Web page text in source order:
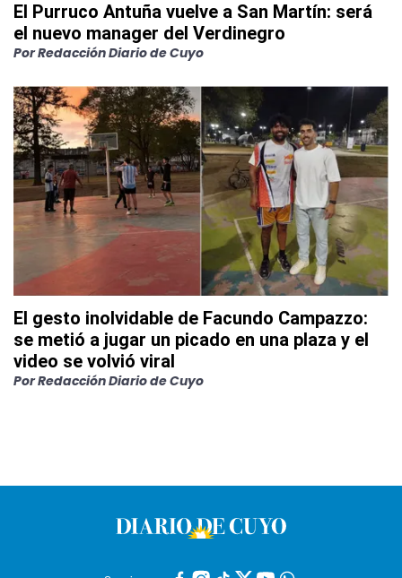
El Purruco Antuña vuelve a San Martín: será
el nuevo manager del Verdinegro
PorRedacción Diario de Cuyo
El gesto inolvidable de Facundo Campazzo:
se metió a jugar un picado en una plaza y el
video se volvió viral
PorRedacción Diario de Cuyo